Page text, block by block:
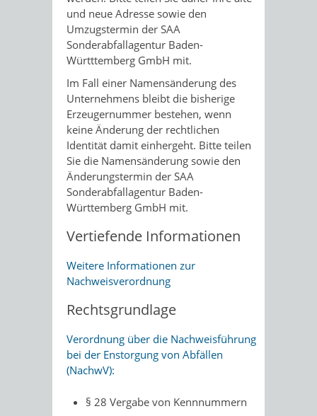
und neue Adresse sowie den
Umzugstermin der SAA
Sonderabfallagentur Baden-
Württtemberg GmbH mit.
Im Fall einer Namensänderung des
Unternehmens bleibt die bisherige
Erzeugernummer bestehen, wenn
keine Änderung der rechtlichen
Identität damit einhergeht. Bitte teilen
Sie die Namensänderung sowie den
Änderungstermin der SAA
Sonderabfallagentur Baden-
Württemberg GmbH mit.
Vertiefende Informationen
Weitere Informationen zur
Nachweisverordnung
Rechtsgrundlage
Verordnung über die Nachweisführung
bei der Enstorgung von Abfällen
(NachwV):
§ 28 Vergabe von Kennnummern